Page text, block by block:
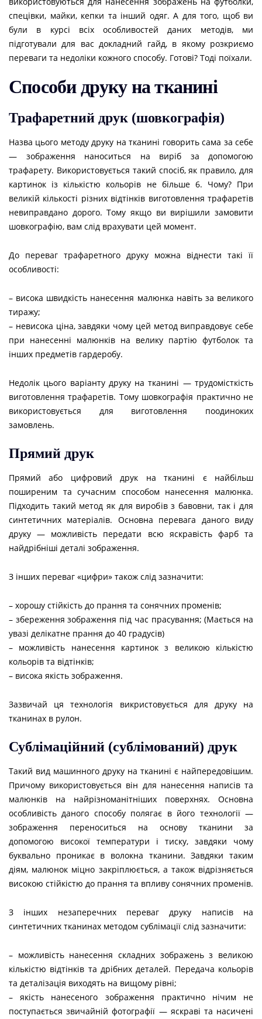
спецівки, майки, кепки та інший одяг. А для того, щоб ви
були в курсі всіх особливостей даних методів, ми
підготували для вас докладний гайд, в якому розкриємо
переваги та недоліки кожного способу. Готові? Тоді поїхали.
Способи друку на тканині
Трафаретний друк (шовкографія)
Назва цього методу друку на тканині говорить сама за себе
— зображення наноситься на виріб за допомогою
трафарету. Використовується такий спосіб, як правило, для
картинок із кількістю кольорів не більше 6. Чому? При
великій кількості різних відтінків виготовлення трафаретів
невиправдано дорого. Тому якщо ви вирішили замовити
шовкографію, вам слід врахувати цей момент.
До переваг трафаретного друку можна віднести такі її
особливості:
– висока швидкість нанесення малюнка навіть за великого
тиражу;
– невисока ціна, завдяки чому цей метод виправдовує себе
при нанесенні малюнків на велику партію футболок та
інших предметів гардеробу.
Недолік цього варіанту друку на тканині — трудомісткість
виготовлення трафаретів. Тому шовкографія практично не
використовується для виготовлення поодиноких
замовлень.
Прямий друк
Прямий або цифровий друк на тканині є найбільш
поширеним та сучасним способом нанесення малюнка.
Підходить такий метод як для виробів з бавовни, так і для
синтетичних матеріалів. Основна перевага даного виду
друку — можливість передати всю яскравість фарб та
найдрібніші деталі зображення.
З інших переваг «цифри» також слід зазначити:
– хорошу стійкість до прання та сонячних променів;
– збереження зображення під час прасування; (Мається на
увазі делікатне прання до 40 градусів)
– можливість нанесення картинок з великою кількістю
кольорів та відтінків;
– висока якість зображення.
Зазвичай ця технологія викристовується для друку на
тканинах в рулон.
Сублімаційний (сублімований) друк
Такий вид машинного друку на тканині є найпередовішим.
Причому використовується він для нанесення написів та
малюнків на найрізноманітніших поверхнях. Основна
особливість даного способу полягає в його технології —
зображення переноситься на основу тканини за
допомогою високої температури і тиску, завдяки чому
буквально проникає в волокна тканини. Завдяки таким
діям, малюнок міцно закріплюється, а також відрізняється
високою стійкістю до прання та впливу сонячних променів.
З інших незаперечних переваг друку написів на
синтетичних тканинах методом сублімації слід зазначити:
– можливість нанесення складних зображень з великою
кількістю відтінків та дрібних деталей. Передача кольорів
та деталізація виходять на вищому рівні;
– якість нанесеного зображення практично нічим не
поступається звичайній фотографії — яскраві та насичені